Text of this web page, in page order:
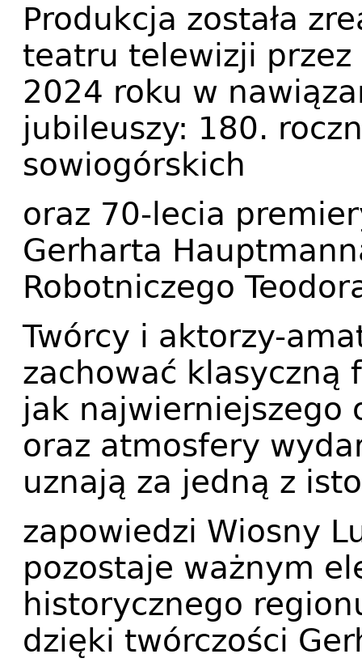
Produkcja została
teatru telewizji
2024 roku w
jubileuszy: 180.
sowiogórskich
oraz 70-lecia
Gerharta
Robotniczego
Twórcy i aktorzy-
zachować klasyczną
jak najwierniejszego
oraz atmosfery
uznają za jedną z
zapowiedzi Wiosny
pozostaje ważnym
historycznego
dzięki twórczości